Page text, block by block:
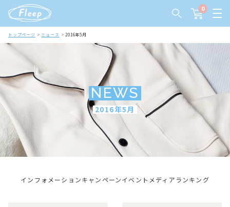
0
トップページ ニュース 2016年5月
NEWS
2016年5月
インフォメーションキャンペーンイベント メディア ランキング